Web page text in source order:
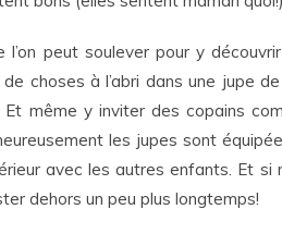
peut soulever pour y
choses à l’abri dans une jupe de
même y inviter des copains
les jupes sont
avec les autres enfants. Et si
dehors un peu plus longtemps!